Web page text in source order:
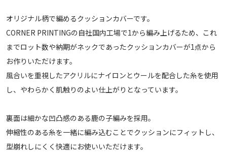
オリジナル柄で編めるクッションカバーです。
CORNER PRINTINGの自社国内工場で1から編み上げるため、これ
までロット数や納期がネックであったクッションカバーが1点から
お作りいただけます。
風合いを重視したアクリルにナイロンとウールを配合した糸を使用
し、やわらかく肌触りのよい仕上がりとなっています。
裏面は細かな凹凸感のある鹿の子編みを採用。
伸縮性のある糸を一緒に編み込むことでクッションにフィットし、
型崩れしにくく快適にお使いいただけます。